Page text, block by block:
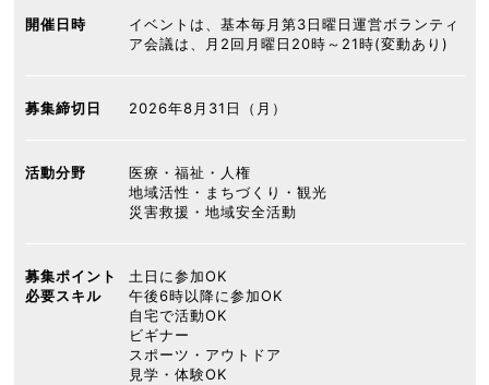
開催日時
イベントは、基本毎月第3日曜日運営ボランティ
ア会議は、月2回月曜日20時～21時(変動あり)
募集締切日 2026年8月31日（月）
活動分野
医療・福祉・人権
地域活性・まちづくり・観光
災害救援・地域安全活動
募集ポイント
必要スキル
土日に参加OK
午後6時以降に参加OK
自宅で活動OK
ビギナー
スポーツ・アウトドア
見学・体験OK